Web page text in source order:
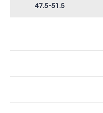
47.5-51.5